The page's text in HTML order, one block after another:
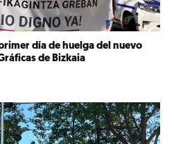
día de huelga del nuevo
de Bizkaia